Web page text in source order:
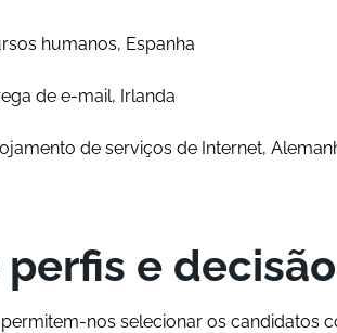
humanos, Espanha
de e-mail, Irlanda
de serviços de Internet,
perfis e
nos selecionar os candidatos